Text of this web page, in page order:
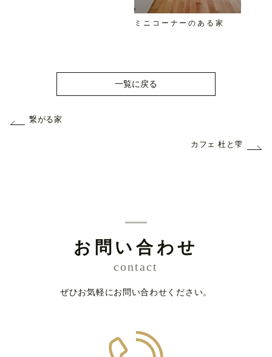
ミニコーナーのある家
一覧に戻る
繋がる家
カフェ 杜と雫
お問い合わせ
contact
ぜひお気軽にお問い合わせください。